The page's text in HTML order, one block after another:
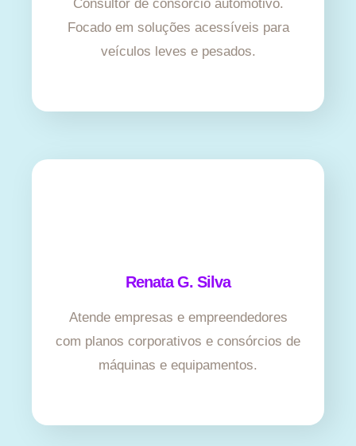
Consultor de consórcio automotivo.
Focado em soluções acessíveis para
veículos leves e pesados.
Renata G. Silva
Atende empresas e empreendedores
com planos corporativos e consórcios de
máquinas e equipamentos.